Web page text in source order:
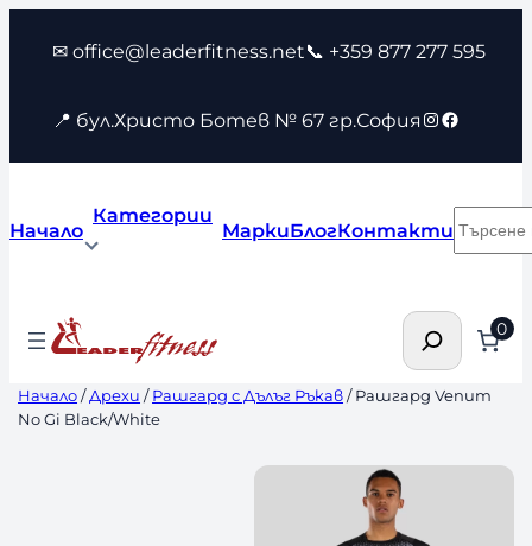
съдържанието
✉ office@leaderfitness.net📞 +359 877 277 595
📍 бул.Христо Ботев № 67 гр.София Instagram
Facebook
Начало
Категории
МаркиБлогКонтакти
Търсене 0
Начало/Дрехи /Рашгард с Дълъг Ръкав/ Рашгард Venum
No Gi Black/White